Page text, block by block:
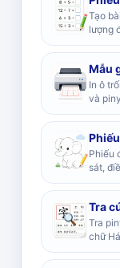
Tạo
lượng
Mẫu
In ô
và
Phiếu
sát,
Tra
Tra
chữ